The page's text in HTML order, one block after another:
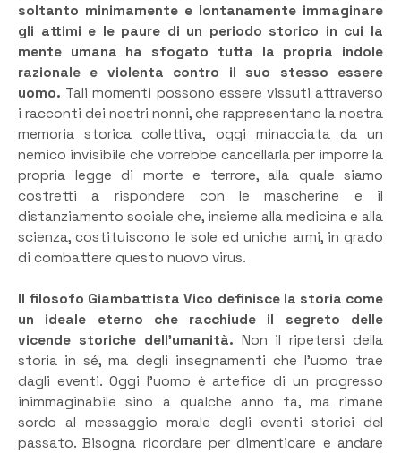
soltanto minimamente e lontanamente immaginare
gli attimi e le paure di un periodo storico in cui la
mente umana ha sfogato tutta la propria indole
razionale e violenta contro il suo stesso essere
uomo. Tali momenti possono essere vissuti attraverso
i racconti dei nostri nonni, che rappresentano la nostra
memoria storica collettiva, oggi minacciata da un
nemico invisibile che vorrebbe cancellarla per imporre la
propria legge di morte e terrore, alla quale siamo
costretti a rispondere con le mascherine e il
distanziamento sociale che, insieme alla medicina e alla
scienza, costituiscono le sole ed uniche armi, in grado
di combattere questo nuovo virus.
Il filosofo Giambattista Vico definisce la storia come
un ideale eterno che racchiude il segreto delle
vicende storiche dell’umanità. Non il ripetersi della
storia in sé, ma degli insegnamenti che l’uomo trae
dagli eventi. Oggi l’uomo è artefice di un progresso
inimmaginabile sino a qualche anno fa, ma rimane
sordo al messaggio morale degli eventi storici del
passato. Bisogna ricordare per dimenticare e andare